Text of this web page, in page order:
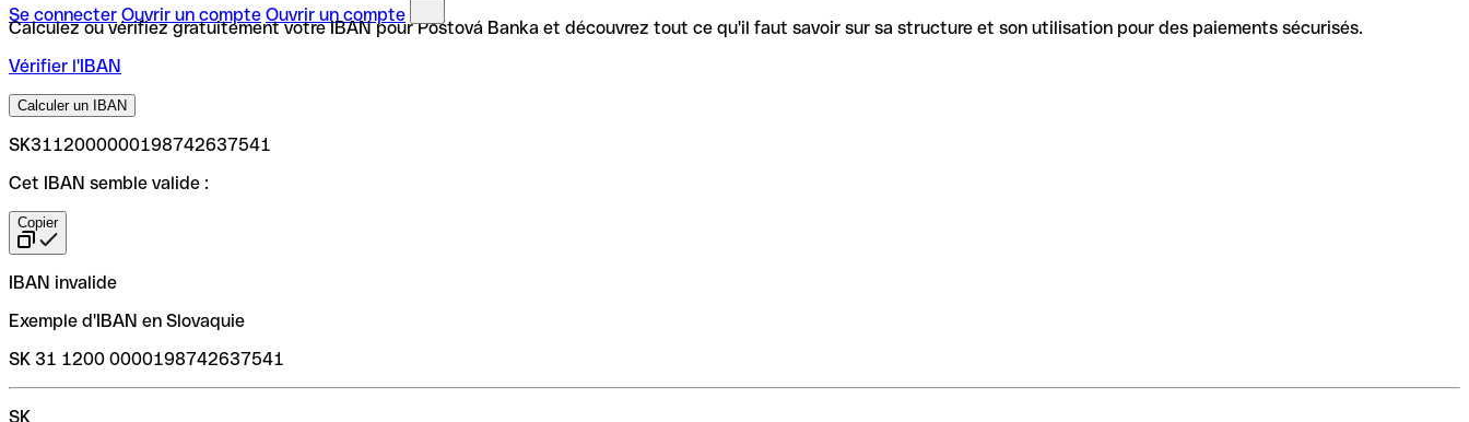
Se connecter Ouvrir un compte Ouvrir un compte
Calculez ou vérifiez gratuitement votre IBAN pour Poštová Banka et découvrez tout ce qu'il faut savoir sur sa structure et son utilisation pour des paiements sécurisés.
Vérifier l'IBAN
Calculer un IBAN
SK3112000000198742637541
Cet IBAN semble valide :
Copier
IBAN invalide
Exemple d'IBAN en Slovaquie
SK 31 1200 0000198742637541
SK